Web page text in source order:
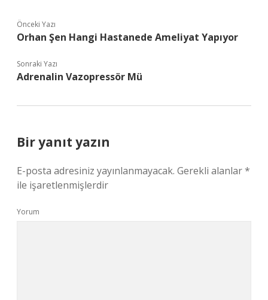
Önceki Yazı
Orhan Şen Hangi Hastanede Ameliyat Yapıyor
Sonraki Yazı
Adrenalin Vazopressör Mü
Bir yanıt yazın
E-posta adresiniz yayınlanmayacak. Gerekli alanlar*
ile işaretlenmişlerdir
Yorum